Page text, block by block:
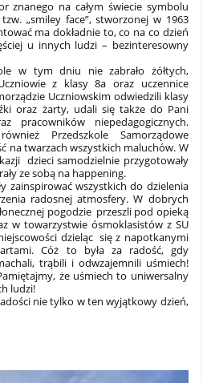
znanego na całym świecie symbolu
„smiley face”, stworzonej w 1963
ma dokładnie to, co na co dzień
u innych ludzi – bezinteresowny
w tym dniu nie zabrało żółtych,
z klasy 8a oraz uczennice
Uczniowskim odwiedzili klasy
oraz żarty, udali się także do Pani
pracowników niepedagogicznych.
Przedszkole Samorządowe
na twarzach wszystkich maluchów. W
dzieci samodzielnie przygotowały
ze sobą na happening.
zainspirować wszystkich do dzielenia
radosnej atmosfery. W dobrych
pogodzie przeszli pod opieką
w towarzystwie ósmoklasistów z SU
dzieląc się z napotkanymi
Cóż to była za radość, gdy
trąbili i odwzajemnili uśmiech!
że uśmiech to uniwersalny
ludzi!
nie tylko w ten wyjątkowy dzień,